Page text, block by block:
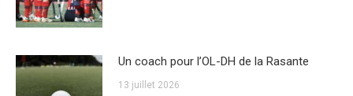
Un coach pour l’OL-DH de la Rasante
13 juillet 2026